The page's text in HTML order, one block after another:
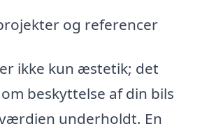
og referencer
ikke kun æstetik; det
beskyttelse af din bils
underholdt. En